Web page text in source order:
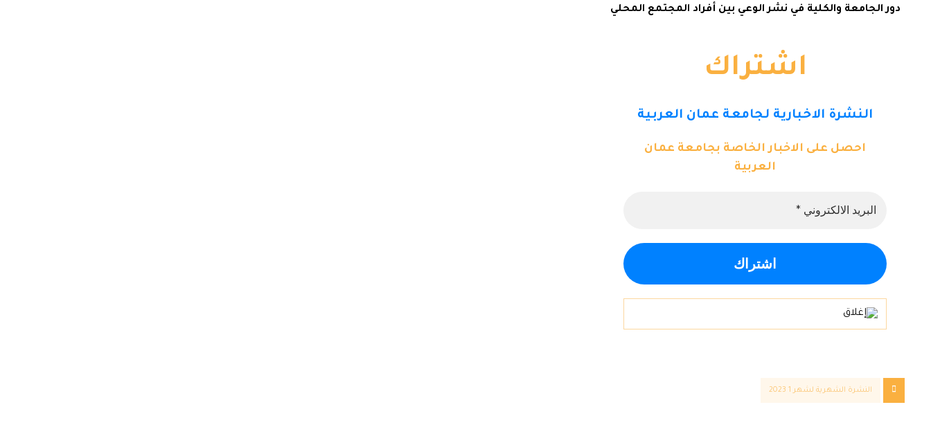
دور الجامعة والكلية في نشر الوعي بين أفراد المجتمع المحلي
اشتراك
النشرة الاخبارية لجامعة عمان العربية
احصل على الاخبار الخاصة بجامعة عمان
العربية
النشرة الشهرية لشهر 1 2023